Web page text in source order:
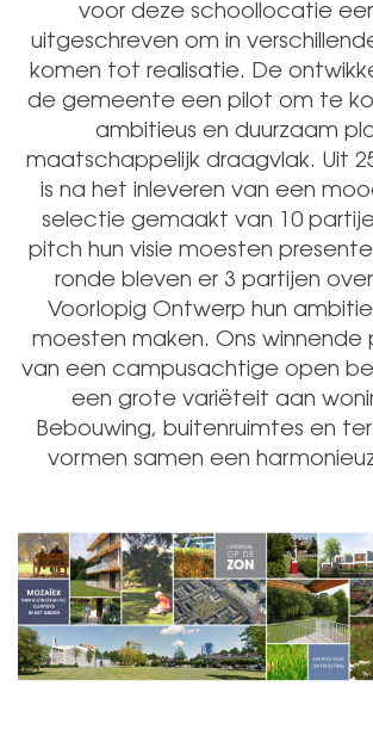
voor deze schoollocatie
uitgeschreven om in
komen tot realisatie. De
de gemeente een pilot om te
ambitieus en duurzaam
maatschappelijk draagvlak. Uit
is na het inleveren van een
selectie gemaakt van 10
pitch hun visie moesten
ronde bleven er 3 partijen
Voorlopig Ontwerp hun
moesten maken. Ons winnende
van een campusachtige open
een grote variëteit aan
Bebouwing, buitenruimtes en
vormen samen een